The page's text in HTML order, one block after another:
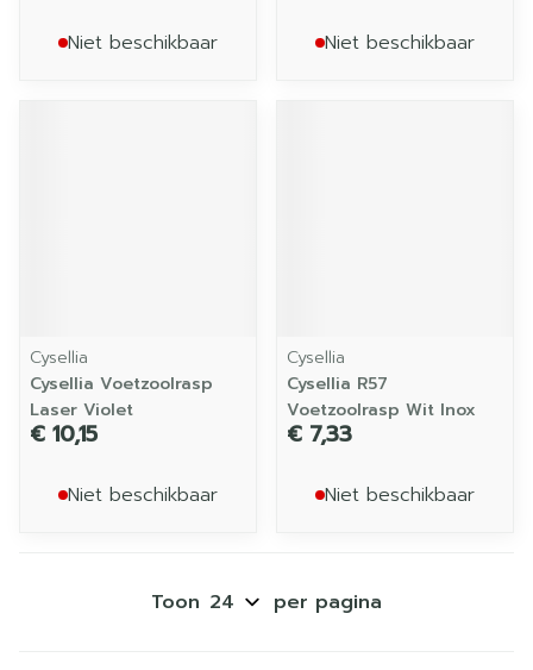
Niet beschikbaar Niet beschikbaar
Cysellia
Cysellia Voetzoolrasp
Laser Violet
€ 10,15
Niet beschikbaar
Cysellia
Cysellia R57
Voetzoolrasp Wit Inox
€ 7,33
Niet beschikbaar
Toon per pagina